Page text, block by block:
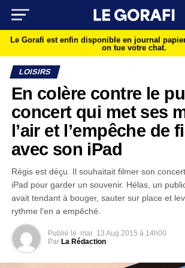
Le Gorafi est enfin disponible en journal
on tue votre chat.
LOISIRS
En colère contre le
concert qui met ses
l’air et l’empêche de
avec son iPad
Régis est déçu. Il souhaitait filmer son
iPad pour garder un souvenir. Hélas, un
avait tendant à bouger, sauter sur place et
rythme l’en a empêché.
Publié le mar 13 Aug 2015 à 14h00
Par La Rédaction